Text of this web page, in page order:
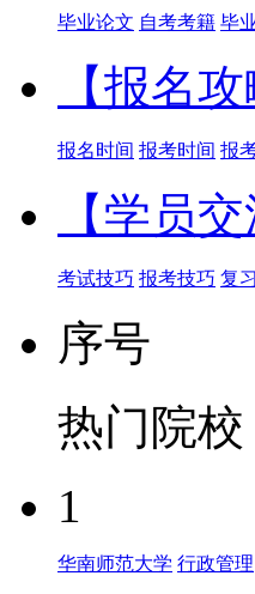
毕业论文 自考考籍 毕
【报名攻
报名时间 报考时间 报
【学员交
考试技巧 报考技巧 复
序号
热门院校
1
华南师范大学 行政管理